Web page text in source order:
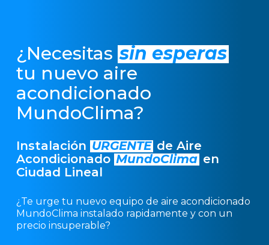
¿Necesitas sin esperas
tu nuevo aire
acondicionado
MundoClima?
Instalación URGENTE de Aire
Acondicionado MundoClima en
Ciudad Lineal
¿Te urge tu nuevo equipo de aire acondicionado
MundoClima instalado rapidamente y con un
precio insuperable?